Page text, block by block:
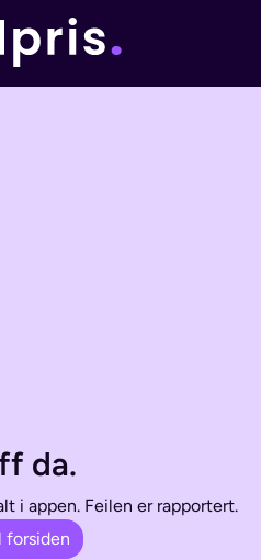
da.
i appen. Feilen er rapportert.
forsiden